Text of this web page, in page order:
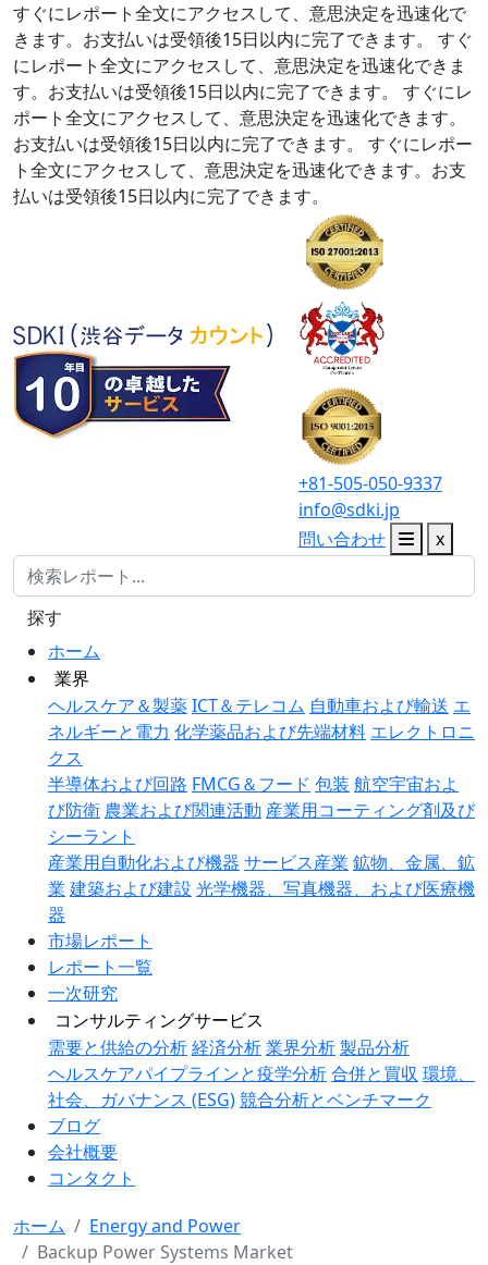
すぐにレポート全文にアクセスして、意思決定を迅速化で
きます。お支払いは受領後15日以内に完了できます。
すぐ
にレポート全文にアクセスして、意思決定を迅速化できま
す。お支払いは受領後15日以内に完了できます。
すぐにレ
ポート全文にアクセスして、意思決定を迅速化できます。
お支払いは受領後15日以内に完了できます。
すぐにレポー
ト全文にアクセスして、意思決定を迅速化できます。お支
払いは受領後15日以内に完了できます。
+81-505-050-9337
info@sdki.jp
問い合わせ
x
ホーム
業界
ヘルスケア＆製薬ICT＆テレコム 自動車および輸送 エ
ネルギーと電力 化学薬品および先端材料 エレクトロニ
クス
半導体および回路 FMCG＆フード 包装 航空宇宙およ
び防衛 農業および関連活動 産業用コーティング剤及び
シーラント
産業用自動化および機器 サービス産業 鉱物、金属、鉱
業 建築および建設 光学機器、写真機器、および医療機
器
市場レポート
レポート一覧
一次研究
コンサルティングサービス
需要と供給の分析経済分析業界分析製品分析
ヘルスケアパイプラインと疫学分析合併と買収 環境、
社会、ガバナンス (ESG)競合分析とベンチマーク
ブログ
会社概要
コンタクト
探す
ホーム
Energy and Power
Backup Power Systems Market